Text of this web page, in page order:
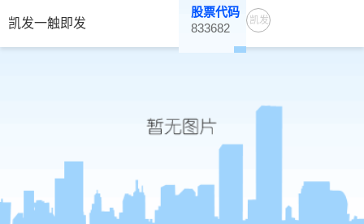
凯发一触即发
股票代码
833682
凯发